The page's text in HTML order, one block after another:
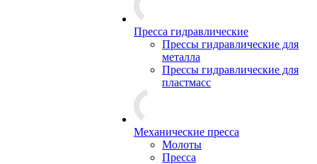
Пресса гидравлические
Прессы гидравлические для
металла
Прессы гидравлические для
пластмасс
Механические пресса
Молоты
Пресса